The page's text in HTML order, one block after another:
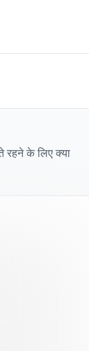
रहने के लिए क्या